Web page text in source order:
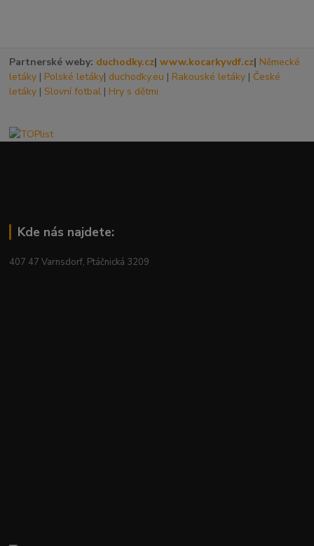
Partnerské weby: duchodky.cz|www.kocarkyvdf.cz| Německé
letáky | Polské letáky| duchodky.eu | Rakouské letáky | České
letáky | Slovní fotbal | Hry s dětmi
Kde nás najdete:
407 47 Varnsdorf, Ptáčnická 3209